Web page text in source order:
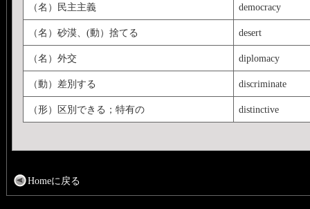
（名）民主主義 democracy
（名）砂漠、(動）捨てる desert
（名）外交 diplomacy
（動）差別する discriminate
（形）区別できる；特有の distinctive
Homeに戻る